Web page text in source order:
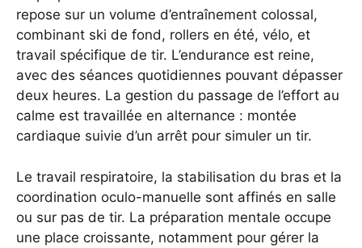
repose sur un volume d’entraînement colossal,
combinant ski de fond, rollers en été, vélo, et
travail spécifique de tir. L’endurance est reine,
avec des séances quotidiennes pouvant dépasser
deux heures. La gestion du passage de l’effort au
calme est travaillée en alternance : montée
cardiaque suivie d’un arrêt pour simuler un tir.
Le travail respiratoire, la stabilisation du bras et la
coordination oculo-manuelle sont affinés en salle
ou sur pas de tir. La préparation mentale occupe
une place croissante, notamment pour gérer la